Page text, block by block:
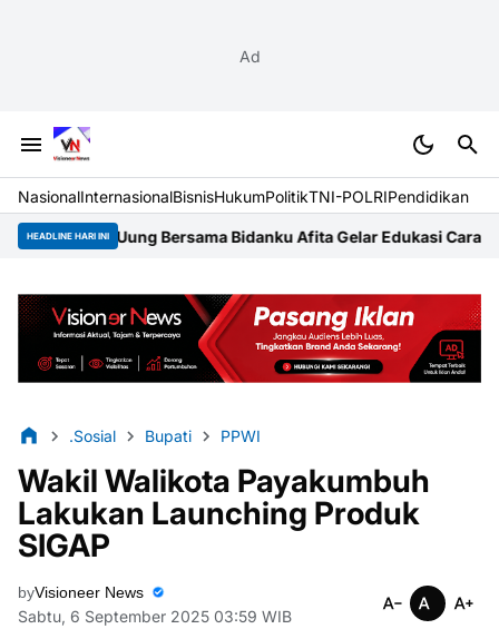
Ad
NasionalInternasionalBisnisHukumPolitikTNI-POLRIPendidikan
HEADLINE HARI INI
Bersama Bidanku Afita Gelar Edukasi Cara Menyusui yang
.Sosial Bupati PPWI
Wakil Walikota Payakumbuh
Lakukan Launching Produk
SIGAP
byVisioneer News
Sabtu, 6 September 2025 03:59 WIB